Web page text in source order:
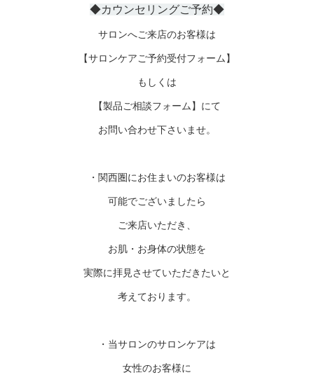
◆カウンセリングご予約◆
サロンへご来店のお客様は
【サロンケアご予約受付フォーム】
もしくは
【製品ご相談フォーム】にて
お問い合わせ下さいませ。
・関西圏にお住まいのお客様は
可能でございましたら
ご来店いただき、
お肌・お身体の状態を
実際に拝見させていただきたいと
考えております。
・当サロンのサロンケアは
女性のお客様に